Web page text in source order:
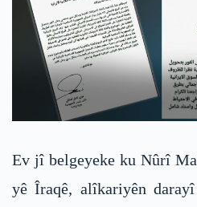
Ev jî belgeyeke ku Nûrî
yê Îraqê, alîkariyên